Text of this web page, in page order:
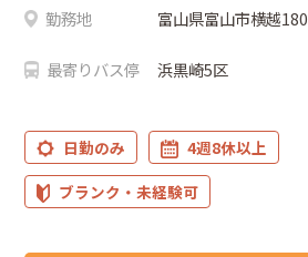
勤務地 富山県富山市横越180
最寄りバス停 浜黒崎5区
日勤のみ
4週8休以上
ブランク・未経験可